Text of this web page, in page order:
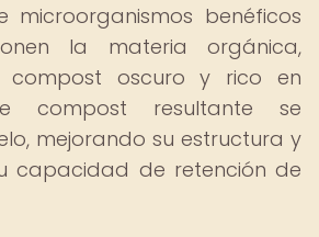
microorganismos benéficos
la materia orgánica,
compost oscuro y rico en
compost resultante se
mejorando su estructura y
capacidad de retención de